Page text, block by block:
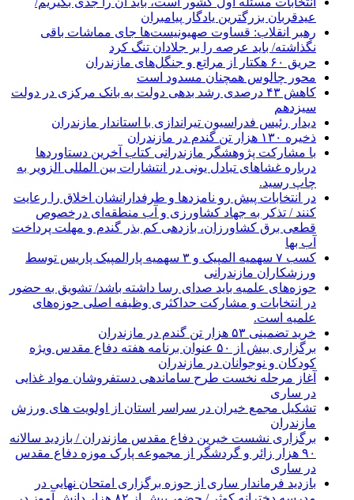
عیدقربان بزرگترین یادگار پیامبران
رهبر انقلاب: قساوت صهیونیست‌ها جای مماشات باقی
نگذاشته/ باید عرصه را بر جلادان تنگ کرد
حریق ۶۰ هکتار از مراتع و جنگل‌های مازندران
محور چالوس همچنان مسدود است
کاهش ۴۳ درصدی رشد بدهی دولت به بانک مرکزی در دولت
سیزدهم
دیدار رئیس فدراسیون تیراندازی با استاندار مازندران
ذخیره ۱۳۰ هزار تن گندم در مازندران
با مشارکت پژوهشگر مازندرانی كتاب آخرین دستاوردها
درباره غشاهای تبادل یونی در انتشارات بین المللی الزویر به
چاپ رسید.
در انتخابات پیش رو نامزدها و طرفدارانشان اخلاق را رعایت
کنند / تذکر به جهاد کشاورزی و آب منطقه‌ای درخصوص
قطعی برق کشاورزان، بازدهی کم بذر گندم و مهلت پرداخت
آب بها
کسب ۷ سهمیه المپیک و ۳ سهمیه پارالمپیک پاریس توسط
ورزشکاران مازندرانی
حوزه‌های علمیه باید صدای رسا داشته باشد/ تشویق به حضور
در انتخابات و مشارکت حداکثری وظیفه اصلی حوزه‌های
علمیه است.
خرید تضمینی ۵۳ هزار تن گندم در مازندران
برگزاری بیش از ۵۰ عنوان برنامه هفته دفاع مقدس ویژه
کودکان و نوجوانان در مازندران
آغاز مرحله نخست طرح ساماندهی دستفروشان مواد غذایی
در ساری
تشکیل مجمع خیران در سراسر استان از اولویت های ورزش
مازندران
برگزاری نشست خیرین دفاع مقدس مازندران / بازدید سالانه
۹۰ هزار زائر و گردشگر از مجموعه پارک موزه دفاع مقدس
در ساری
بازدید فرماندار ساری از حوزه برگزاری امتحان نهایی در